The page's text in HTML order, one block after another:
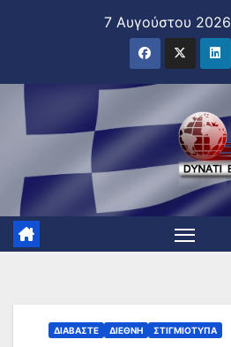
7 Αυγούστου 2026
ΔΙΑΒΆΣΤΕ ΔΙΕΘΝΉ ΣΤΙΓΜΙΌΤΥΠΑ